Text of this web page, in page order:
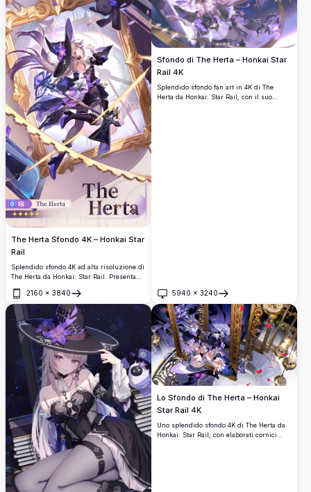
The Herta Sfondo 4K – Honkai Star
Rail
Splendido sfondo 4K ad alta risoluzione di
The Herta da Honkai: Star Rail. Presenta
stelle nel suo iconico outfit viola e nero,
circondata da ornate cornici dorate.
2160 × 3840
Apri
Sfondo di The Herta – Honkai Star
Rail 4K
Splendido sfondo fan art in 4K di The
Herta da Honkai: Star Rail, con il suo
5940 × 3240
Apri
Lo Sfondo di The Herta – Honkai
Star Rail 4K
Uno splendido sfondo 4K di The Herta da
Honkai: Star Rail, con elaborati cornici